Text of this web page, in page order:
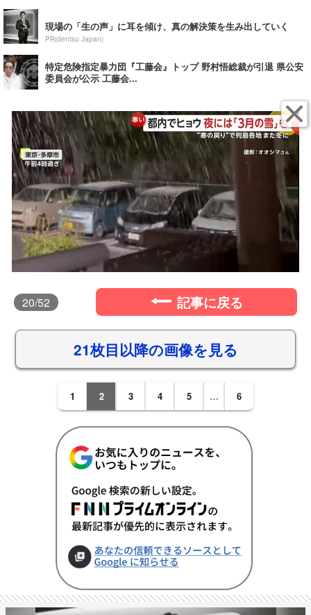
現場の「生の声」に耳を傾け、真の解決策を生み出していく
PR(dentsu Japan)
特定危険指定暴力団『工藤会』トップ 野村悟総裁が引退 県公安
委員会が公示 工藤会...
20/52 記事に戻る
21枚目以降の画像を見る
1 2 3 4 5 … 6